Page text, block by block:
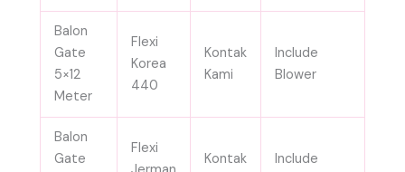
Balon
Gate
5×12
Meter
Flexi
Korea
440
Kontak
Kami
Include
Blower
Balon
Gate
Flexi
Kontak
Include